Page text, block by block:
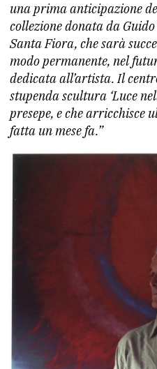
una prima anticipazione
collezione donata da
Santa Fiora, che sarà
modo permanente, nel
dedicata all’artista. Il
stupenda scultura ‘Luce
presepe, e che arricchisce
fatta un mese fa.”